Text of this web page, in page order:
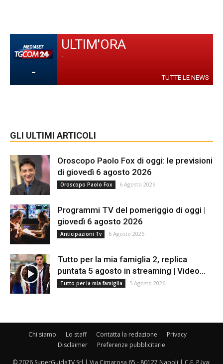
-
ULTIM'ORA
-
TUTTE LE NEWS
GLI ULTIMI ARTICOLI
Oroscopo Paolo Fox di oggi: le previsioni
di giovedì 6 agosto 2026
Oroscopo Paolo Fox 6 Agosto 2026
Programmi TV del pomeriggio di oggi |
giovedì 6 agosto 2026
Anticipazioni Tv 6 Agosto 2026
Tutto per la mia famiglia 2, replica
puntata 5 agosto in streaming | Video...
Tutto per la mia famiglia 5 Agosto 2026
Chi siamo Lo staff Contatta la redazione
Privacy
Disclaimer
Preferenze pubblicitarie
© 2026 SuperGuidaTV Srl | Via Cimarosa 65 - 80127 Napoli | C.F. P.Iva: